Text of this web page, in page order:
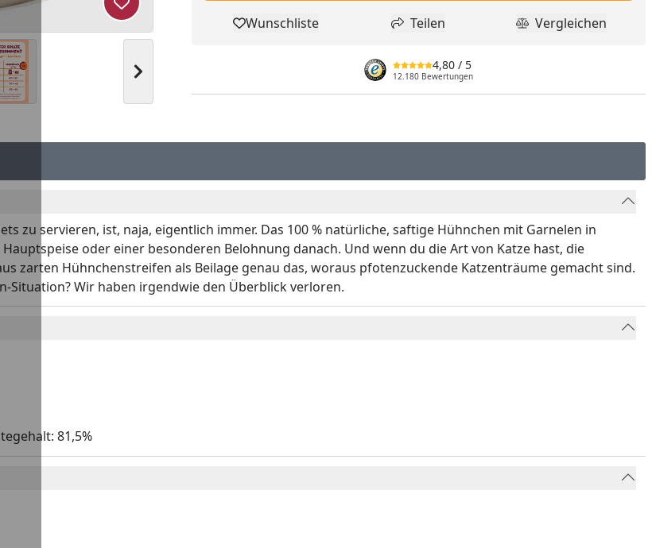
Nächstes Bild anzeigen
Produkt zur Wunschliste hinzufügen
Produkt zur Wunschliste hinzufügen
Wunschliste Teilen
Teilen Produkt
Vergleichen
4,80 / 5
12.180 Bewertungen
zu servieren, ist, naja, eigentlich immer. Das 100 % natürliche, saftige Hühnchen mit Garnelen in
oder einer besonderen Belohnung danach. Und wenn du die Art von Katze hast, die
zarten Hühnchenstreifen als Beilage genau das, woraus pfotenzuckende Katzenträume gemacht sind.
Situation? Wir haben irgendwie den Überblick verloren.
81,5%